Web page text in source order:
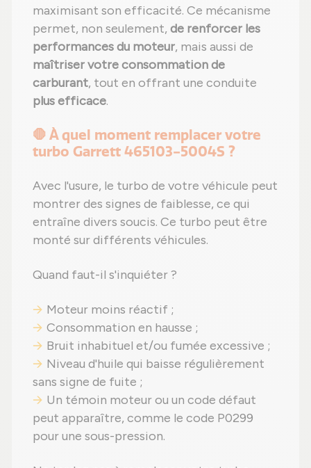
maximisant son efficacité. Ce mécanisme
permet, non seulement, de renforcer les
performances du moteur, mais aussi de
maîtriser votre consommation de
carburant, tout en offrant une conduite
plus efficace.
🛑 À quel moment remplacer votre
turbo Garrett 465103-5004S ?
Avec l'usure, le turbo de votre véhicule peut
montrer des signes de faiblesse, ce qui
entraîne divers soucis. Ce turbo peut être
monté sur différents véhicules.
Quand faut-il s'inquiéter ?
Moteur moins réactif ;
Consommation en hausse ;
Bruit inhabituel et/ou fumée excessive ;
Niveau d'huile qui baisse régulièrement
sans signe de fuite ;
Un témoin moteur ou un code défaut
peut apparaître, comme le code P0299
pour une sous-pression.